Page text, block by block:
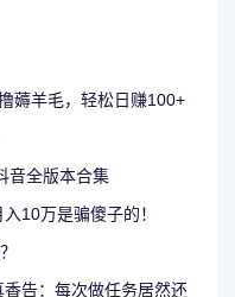
薅羊毛，轻松日赚100+
音全版本合集
10万是骗傻子的！
告：每次做任务居然还